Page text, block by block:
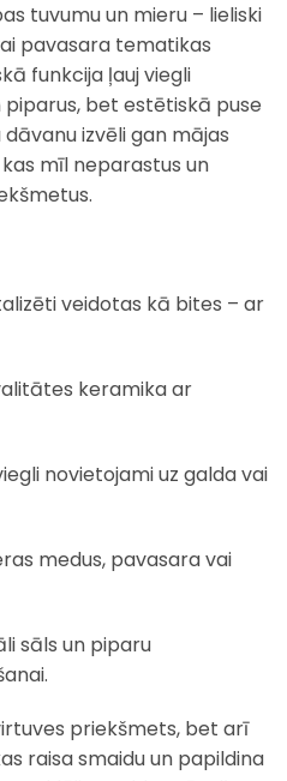
tuvumu un mieru – lieliski
pavasara tematikas
funkcija ļauj viegli
bet estētiskā puse
izvēli gan mājas
mīl neparastus un
veidotas kā bites – ar
keramika ar
novietojami uz galda vai
medus, pavasara vai
sāls un piparu
priekšmets, bet arī
raisa smaidu un papildina